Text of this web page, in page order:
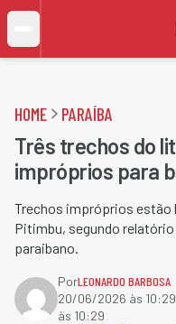
HOME PARAÍBA
Três trechos do
impróprios para
Trechos impróprios estão
Pitimbu, segundo
paraibano.
PorLEONARDO BARBOSA
20/06/2026 às 10:29
às 10:29